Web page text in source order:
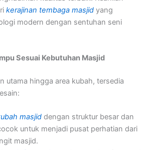
kerajinan tembaga masjid yang
modern dengan sentuhan seni
Sesuai Kebutuhan Masjid
utama hingga area kubah, tersedia
masjiddengan struktur besar dan
untuk menjadi pusat perhatian dari
masjid.